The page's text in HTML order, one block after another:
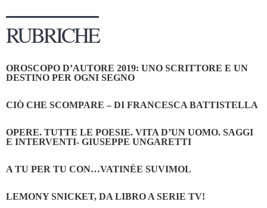
Tabù Festival 2014
A Tutto Volume
Marketing
RUBRICHE
OROSCOPO D’AUTORE 2019: UNO SCRITTORE E UN
DESTINO PER OGNI SEGNO
CIÒ CHE SCOMPARE – DI FRANCESCA BATTISTELLA
OPERE. TUTTE LE POESIE. VITA D’UN UOMO. SAGGI
E INTERVENTI- GIUSEPPE UNGARETTI
A TU PER TU CON…VATINÈE SUVIMOL
LEMONY SNICKET, DA LIBRO A SERIE TV!